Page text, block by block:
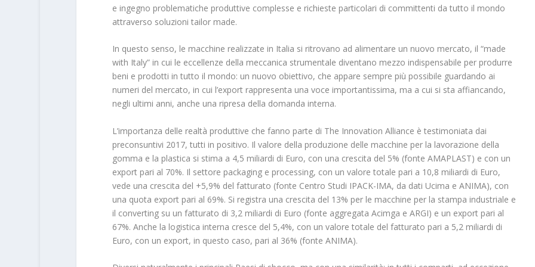
e ingegno problematiche produttive complesse e richieste particolari di committenti da tutto il mondo
attraverso soluzioni tailor made.
In questo senso, le macchine realizzate in Italia si ritrovano ad alimentare un nuovo mercato, il “made
with Italy” in cui le eccellenze della meccanica strumentale diventano mezzo indispensabile per produrre
beni e prodotti in tutto il mondo: un nuovo obiettivo, che appare sempre più possibile guardando ai
numeri del mercato, in cui l’export rappresenta una voce importantissima, ma a cui si sta affiancando,
negli ultimi anni, anche una ripresa della domanda interna.
L’importanza delle realtà produttive che fanno parte di The Innovation Alliance è testimoniata dai
preconsuntivi 2017, tutti in positivo. Il valore della produzione delle macchine per la lavorazione della
gomma e la plastica si stima a 4,5 miliardi di Euro, con una crescita del 5% (fonte AMAPLAST) e con un
export pari al 70%. Il settore packaging e processing, con un valore totale pari a 10,8 miliardi di Euro,
vede una crescita del +5,9% del fatturato (fonte Centro Studi IPACK-IMA, da dati Ucima e ANIMA), con
una quota export pari al 69%. Si registra una crescita del 13% per le macchine per la stampa industriale e
il converting su un fatturato di 3,2 miliardi di Euro (fonte aggregata Acimga e ARGI) e un export pari al
67%. Anche la logistica interna cresce del 5,4%, con un valore totale del fatturato pari a 5,2 miliardi di
Euro, con un export, in questo caso, pari al 36% (fonte ANIMA).